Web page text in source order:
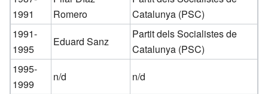
1991
Romero
Catalunya (PSC)
1991-
1995
Eduard Sanz
Partit dels Socialistes de
Catalunya (PSC)
1995-
1999
n/d
n/d